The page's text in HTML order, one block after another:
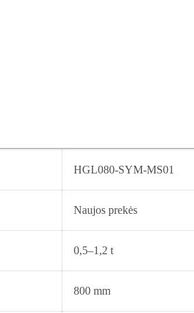
HGL080-SYM-MS01
Naujos prekės
0,5–1,2 t
800 mm